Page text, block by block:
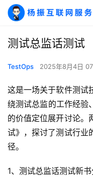
测试总监话测试
TestOps 2025年8月4日
这是一场关于软件测试
绕测试总监的工作经验
的价值定位展开讨论。
试》，探讨了测试行业
径。
1、测试总监话测试新